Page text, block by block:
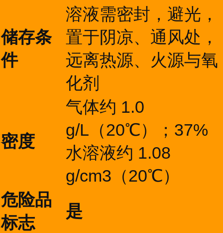
储存条
件
溶液需密封，避光，
置于阴凉、通风处，
远离热源、火源与氧
化剂
密度
气体约 1.0
g/L（20℃）；37%
水溶液约 1.08
g/cm3（20℃）
危险品
标志
是